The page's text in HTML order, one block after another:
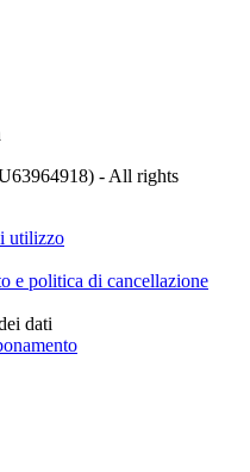
- All rights
utilizzo
e politica di cancellazione
dati